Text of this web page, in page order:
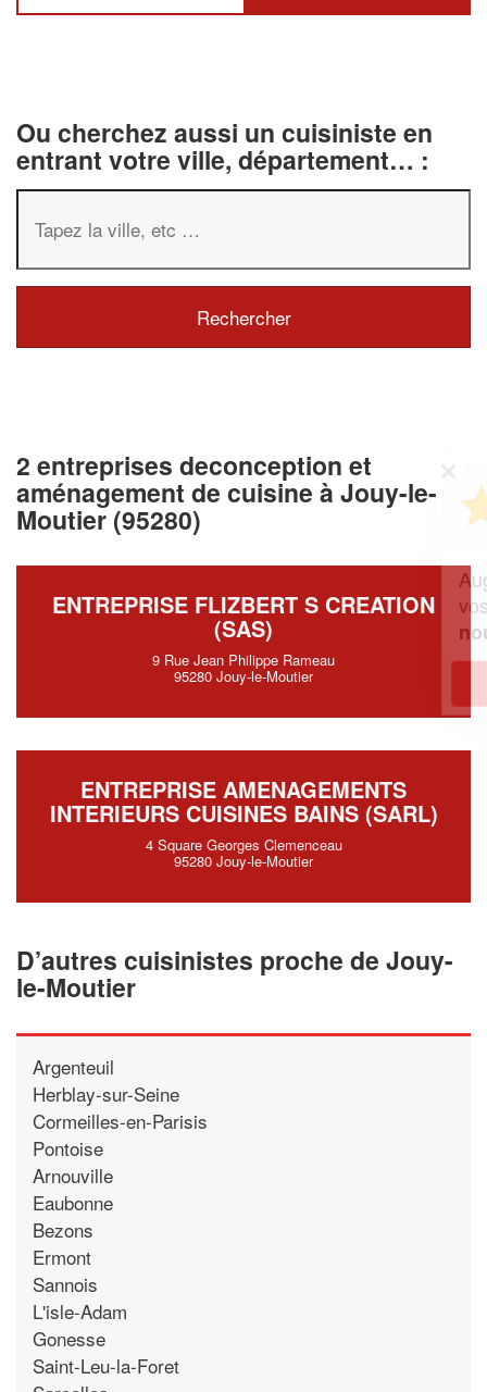
Ou cherchez aussi un cuisiniste en
entrant votre ville, département… :
2 entreprises deconception et
aménagement de cuisine à Jouy-le-
Moutier (95280)
ENTREPRISE FLIZBERT S CREATION
(SAS)
9 Rue Jean Philippe Rameau
95280 Jouy-le-Moutier
ENTREPRISE AMENAGEMENTS
INTERIEURS CUISINES BAINS (SARL)
4 Square Georges Clemenceau
95280 Jouy-le-Moutier
D’autres cuisinistes proche de Jouy-
le-Moutier
Argenteuil
Herblay-sur-Seine
Cormeilles-en-Parisis
Pontoise
Arnouville
Eaubonne
Bezons
Ermont
Sannois
L'isle-Adam
Gonesse
Saint-Leu-la-Foret
✕
Vous êtes un
professionnel ?
et
vosmargestout en gagnant de
nouveaux clients
En savoir plus